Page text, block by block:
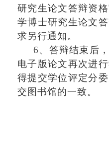
研究生论文答辩资
学博士研究生论文
求另行通知。
6、答辩结束后
电子版论文再次进
得提交学位评定分
交图书馆的一致。